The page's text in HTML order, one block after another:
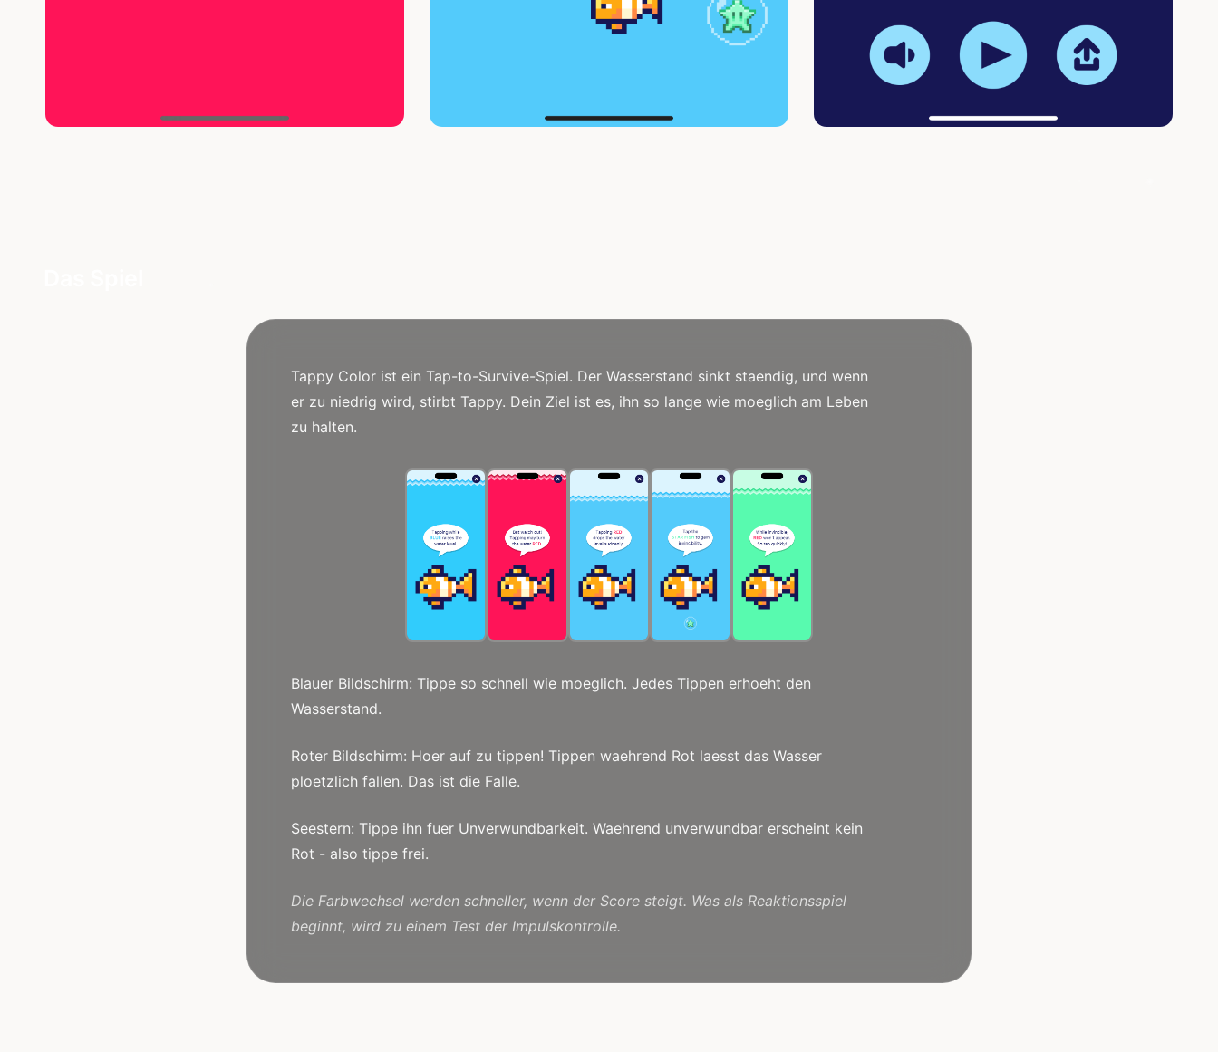
Tappy Color ist ein Tap-to-Survive-Spiel. Der Wasserstand sinkt staendig, und wenn
er zu niedrig wird, stirbt Tappy. Dein Ziel ist es, ihn so lange wie moeglich am Leben
zu halten.
Blauer Bildschirm: Tippe so schnell wie moeglich. Jedes Tippen erhoeht den
Wasserstand.
Roter Bildschirm: Hoer auf zu tippen! Tippen waehrend Rot laesst das Wasser
ploetzlich fallen. Das ist die Falle.
Seestern: Tippe ihn fuer Unverwundbarkeit. Waehrend unverwundbar erscheint kein
Rot - also tippe frei.
Die Farbwechsel werden schneller, wenn der Score steigt. Was als Reaktionsspiel
beginnt, wird zu einem Test der Impulskontrolle.